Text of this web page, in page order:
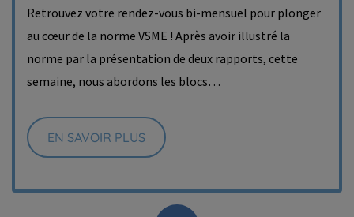
Retrouvez votre rendez-vous bi-mensuel pour plonger
au cœur de la norme VSME ! Après avoir illustré la
norme par la présentation de deux rapports, cette
semaine, nous abordons les blocs…
EN SAVOIR PLUS